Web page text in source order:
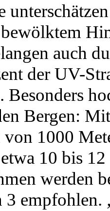
auch
der UV-
Besonders
Bergen:
1000
10 bis 12
werden
empfohlen.